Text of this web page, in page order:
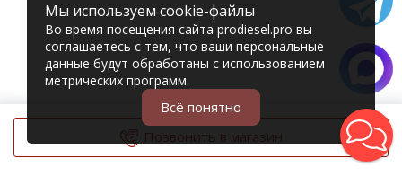
Позвонить в магазин
© 2006 – 2026 Prodiesel
Мы используем cookie-файлы
Во время посещения сайта prodiesel.pro вы
соглашаетесь с тем, что ваши персональные
данные будут обработаны с использованием
метрических программ.
Всё понятно